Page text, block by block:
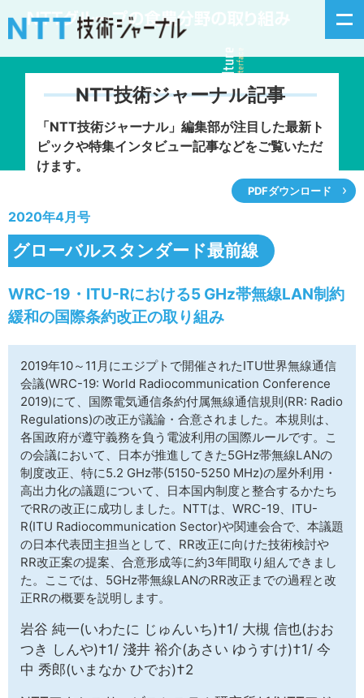
新着情報
掲載月毎記事
イベントカレンダー
問い合わせ
サイトマップ
NTT技術ジャーナル記事
「NTT技術ジャーナル」編集部が注目した最新ト
ピックや特集インタビュー記事などをご覧いただ
けます。
PDFダウンロード
2020年4月号
グローバルスタンダード最前線
WRC-19・ITU-Rにおける5 GHz帯無線LAN制約
緩和の国際条約改正の取り組み
2019年10～11月にエジプトで開催されたITU世界無線通信
会議(WRC-19: World Radiocommunication Conference
2019)にて、国際電気通信条約付属無線通信規則(RR: Radio
Regulations)の改正が議論・合意されました。本規則は、
各国政府が遵守義務を負う電波利用の国際ルールです。こ
の会議において、日本が推進してきた5GHz帯無線LANの
制度改正、特に5.2 GHz帯(5150-5250 MHz)の屋外利用・
高出力化の議題について、日本国内制度と整合するかたち
でRRの改正に成功しました。NTTは、WRC-19、ITU-
R(ITU Radiocommunication Sector)や関連会合で、本議題
の日本代表団主担当として、RR改正に向けた技術検討や
RR改正案の提案、合意形成等に約3年間取り組んできまし
た。ここでは、5GHz帯無線LANのRR改正までの過程と改
正RRの概要を説明します。
岩谷 純一(いわたに じゅんいち)†1/ 大槻 信也(おお
つき しんや)†1/ 淺井 裕介(あさい ゆうすけ)†1/ 今
中 秀郎(いまなか ひでお)†2